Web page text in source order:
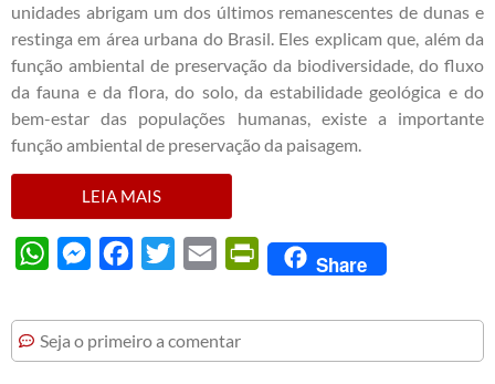
unidades abrigam um dos últimos remanescentes de dunas e
restinga em área urbana do Brasil. Eles explicam que, além da
função ambiental de preservação da biodiversidade, do fluxo
da fauna e da flora, do solo, da estabilidade geológica e do
bem-estar das populações humanas, existe a importante
função ambiental de preservação da paisagem.
LEIA MAIS
WhatsAppMessengerFacebook
Twitter Email PrintFriendly
Share
Seja o primeiro a comentar